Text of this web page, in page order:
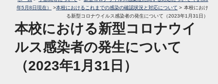
年5月8日現在）
本校におけるこれまでの感染の確認状況と対応について
本校におけ
る新型コロナウイルス感染者の発生について（2023年1月31日）
本校における新型コロナウイ
ルス感染者の発生について
（2023年1月31日）